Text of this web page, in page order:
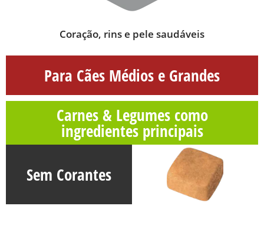
Coração, rins e pele saudáveis
Para Cães Médios e Grandes
Carnes & Legumes como
ingredientes principais
Sem Corantes